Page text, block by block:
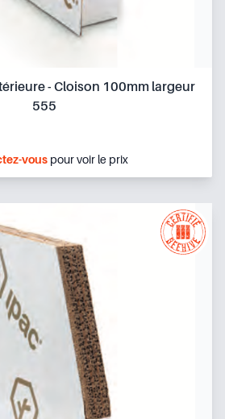
- Cloison 100mm largeur
555
vous pour voir le prix